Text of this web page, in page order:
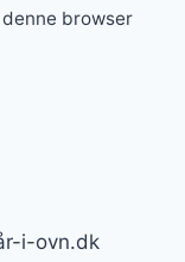
browser
i-ovn.dk